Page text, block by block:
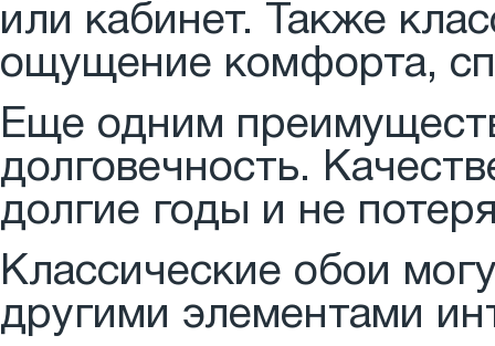
или кабинет. Также
ощущение комфорта,
Еще одним
долговечность.
долгие годы и не
Классические обои
другими элементами